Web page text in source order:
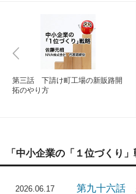
第三話 下請け町工場の新販路開
拓のやり方
「中小企業の「１位づくり
2026.06.17
第九十六話